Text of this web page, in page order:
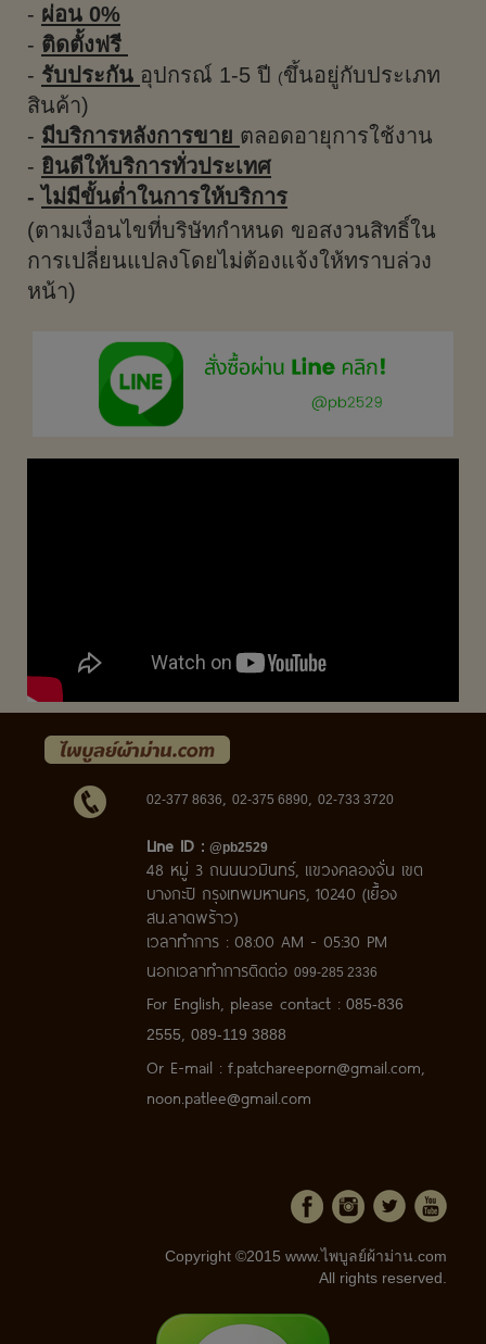
- ผ่อน 0%
- ติดตั้งฟรี
- รับประกัน อุปกรณ์ 1-5 ปี (ขึ้นอยู่กับประเภท
สินค้า)
- มีบริการหลังการขาย ตลอดอายุการใช้งาน
- ยินดีให้บริการทั่วประเทศ
- ไม่มีขั้นต่ำในการให้บริการ
(ตามเงื่อนไขที่บริษัทกำหนด ขอสงวนสิทธิ์ใน
การเปลี่ยนแปลงโดยไม่ต้องแจ้งให้ทราบล่วง
หน้า)
02-377 8636, 02-375 6890, 02-733 3720
Line ID : @pb2529
48 หมู่ 3 ถนนนวมินทร์, แขวงคลองจั่น เขต
บางกะปิ กรุงเทพมหานคร, 10240 (เยื้อง
สน.ลาดพร้าว)
เวลาทำการ : 08:00 AM - 05:30 PM
นอกเวลาทำการติดต่อ 099-285 2336
For English, please contact : 085-836
2555, 089-119 3888
Or E-mail : f.patchareeporn@gmail.com,
noon.patlee@gmail.com
Copyright ©2015 www.ไพบูลย์ผ้าม่าน.com
All rights reserved.